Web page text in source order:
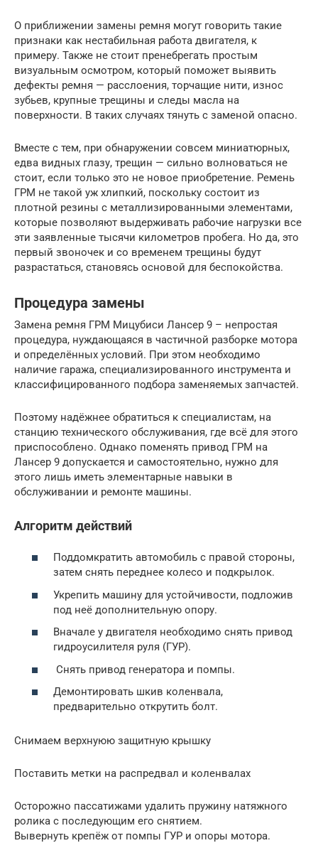
О приближении замены ремня могут говорить такие
признаки как нестабильная работа двигателя, к
примеру. Также не стоит пренебрегать простым
визуальным осмотром, который поможет выявить
дефекты ремня — расслоения, торчащие нити, износ
зубьев, крупные трещины и следы масла на
поверхности. В таких случаях тянуть с заменой опасно.
Вместе с тем, при обнаружении совсем миниатюрных,
едва видных глазу, трещин — сильно волноваться не
стоит, если только это не новое приобретение. Ремень
ГРМ не такой уж хлипкий, поскольку состоит из
плотной резины с металлизированными элементами,
которые позволяют выдерживать рабочие нагрузки все
эти заявленные тысячи километров пробега. Но да, это
первый звоночек и со временем трещины будут
разрастаться, становясь основой для беспокойства.
Процедура замены
Замена ремня ГРМ Мицубиси Лансер 9 – непростая
процедура, нуждающаяся в частичной разборке мотора
и определённых условий. При этом необходимо
наличие гаража, специализированного инструмента и
классифицированного подбора заменяемых запчастей.
Поэтому надёжнее обратиться к специалистам, на
станцию технического обслуживания, где всё для этого
приспособлено. Однако поменять привод ГРМ на
Лансер 9 допускается и самостоятельно, нужно для
этого лишь иметь элементарные навыки в
обслуживании и ремонте машины.
Алгоритм действий
Поддомкратить автомобиль с правой стороны,
затем снять переднее колесо и подкрылок.
Укрепить машину для устойчивости, подложив
под неё дополнительную опору.
Вначале у двигателя необходимо снять привод
гидроусилителя руля (ГУР).
Снять привод генератора и помпы.
Демонтировать шкив коленвала,
предварительно открутить болт.
Снимаем верхнуюю защитную крышку
Поставить метки на распредвал и коленвалах
Осторожно пассатижами удалить пружину натяжного
ролика с последующим его снятием.
Вывернуть крепёж от помпы ГУР и опоры мотора.